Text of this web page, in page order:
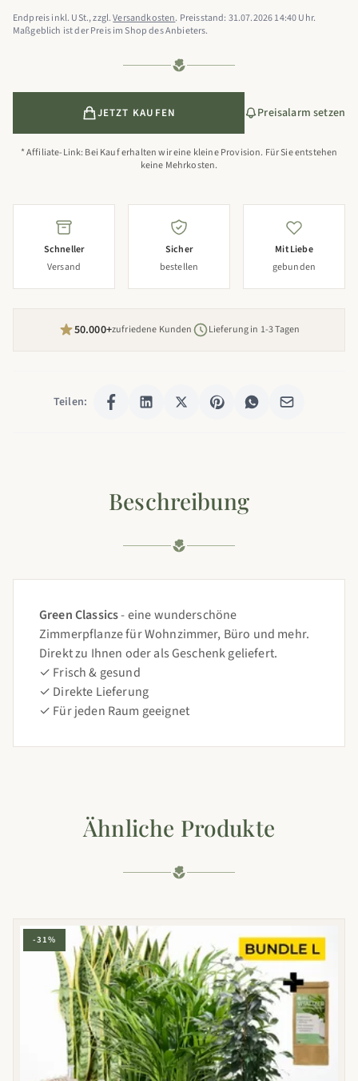
Endpreis inkl. USt., zzgl.Versandkosten. Preisstand: 31.07.2026 14:40 Uhr.
Maßgeblich ist der Preis im Shop des Anbieters.
JETZT KAUFEN Preisalarm setzen
* Affiliate-Link: Bei Kauf erhalten wir eine kleine Provision. Für Sie entstehen
keine Mehrkosten.
Schneller
Versand
Sicher
bestellen
Mit Liebe
gebunden
50.000+zufriedene Kunden Lieferung in 1-3 Tagen
Teilen:
Beschreibung
Green Classics- eine wunderschöne
Zimmerpflanze für Wohnzimmer, Büro und mehr.
Direkt zu Ihnen oder als Geschenk geliefert.
✓ Frisch & gesund
✓ Direkte Lieferung
✓ Für jeden Raum geeignet
Ähnliche Produkte
-31%